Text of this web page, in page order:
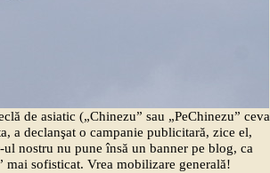
de asiatic („Chinezu” sau „PeChinezu” ceva
a declanşat o campanie publicitară, zice el,
nostru nu pune însă un banner pe blog, ca
sofisticat. Vrea mobilizare generală!